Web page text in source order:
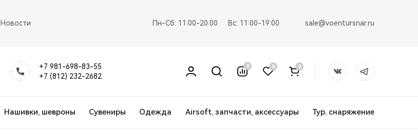
Новости Пн-Сб: 11:00-20:00 Вс: 11:00-19:00 sale@voentursnar.ru
+7 981-698-83-55
+7 (812) 232-2682
0 0 0
Нашивки, шевроны Сувениры Одежда Airsoft, запчасти, аксессуары Тур. снаряжение